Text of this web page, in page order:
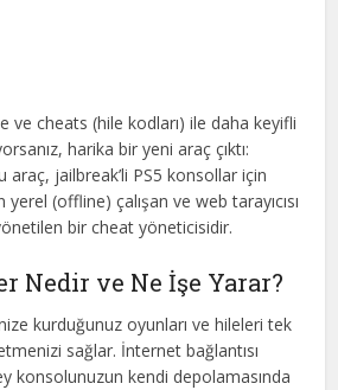
ve cheats (hile kodları) ile daha keyifli
harika bir yeni araç çıktı:
araç, jailbreak’li PS5 konsollar için
(offline) çalışan ve web tarayıcısı
bir cheat yöneticisidir.
Nedir ve Ne İşe Yarar?
kurduğunuz oyunları ve hileleri tek
sağlar. İnternet bağlantısı
konsolunuzun kendi depolamasında